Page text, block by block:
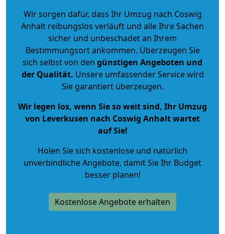
Wir sorgen dafür, dass Ihr Umzug nach Coswig
Anhalt reibungslos verläuft und alle Ihre Sachen
sicher und unbeschadet an Ihrem
Bestimmungsort ankommen. Überzeugen Sie
sich selbst von den günstigen Angeboten und
der Qualität. Unsere umfassender Service wird
Sie garantiert überzeugen.
Wir legen los, wenn Sie so weit sind, Ihr Umzug
von Leverkusen nach Coswig Anhalt wartet
auf Sie!
Holen Sie sich kostenlose und natürlich
unverbindliche Angebote, damit Sie Ihr Budget
besser planen!
Kostenlose Angebote erhalten